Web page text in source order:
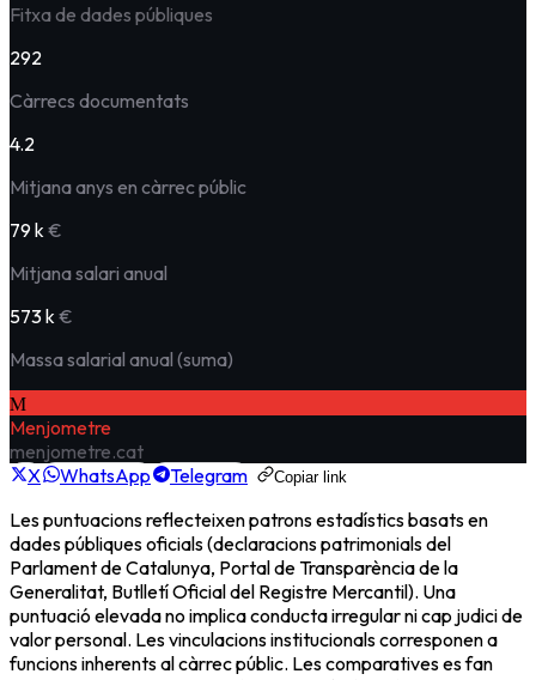
Fitxa de dades públiques
292
Càrrecs documentats
4.2
Mitjana anys en càrrec públic
79 k €
Mitjana salari anual
573 k €
Massa salarial anual (suma)
M
Menjometre
menjometre.cat
X
WhatsApp Telegram Copiar link
Les puntuacions reflecteixen patrons estadístics basats en
dades públiques oficials (declaracions patrimonials del
Parlament de Catalunya, Portal de Transparència de la
Generalitat, Butlletí Oficial del Registre Mercantil). Una
puntuació elevada no implica conducta irregular ni cap judici de
valor personal. Les vinculacions institucionals corresponen a
funcions inherents al càrrec públic. Les comparatives es fan